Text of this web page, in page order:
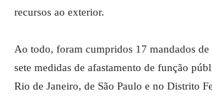
recursos ao exterior.
Ao todo, foram cumpridos 17 mandados de
sete medidas de afastamento de função
Rio de Janeiro, de São Paulo e no Distrito